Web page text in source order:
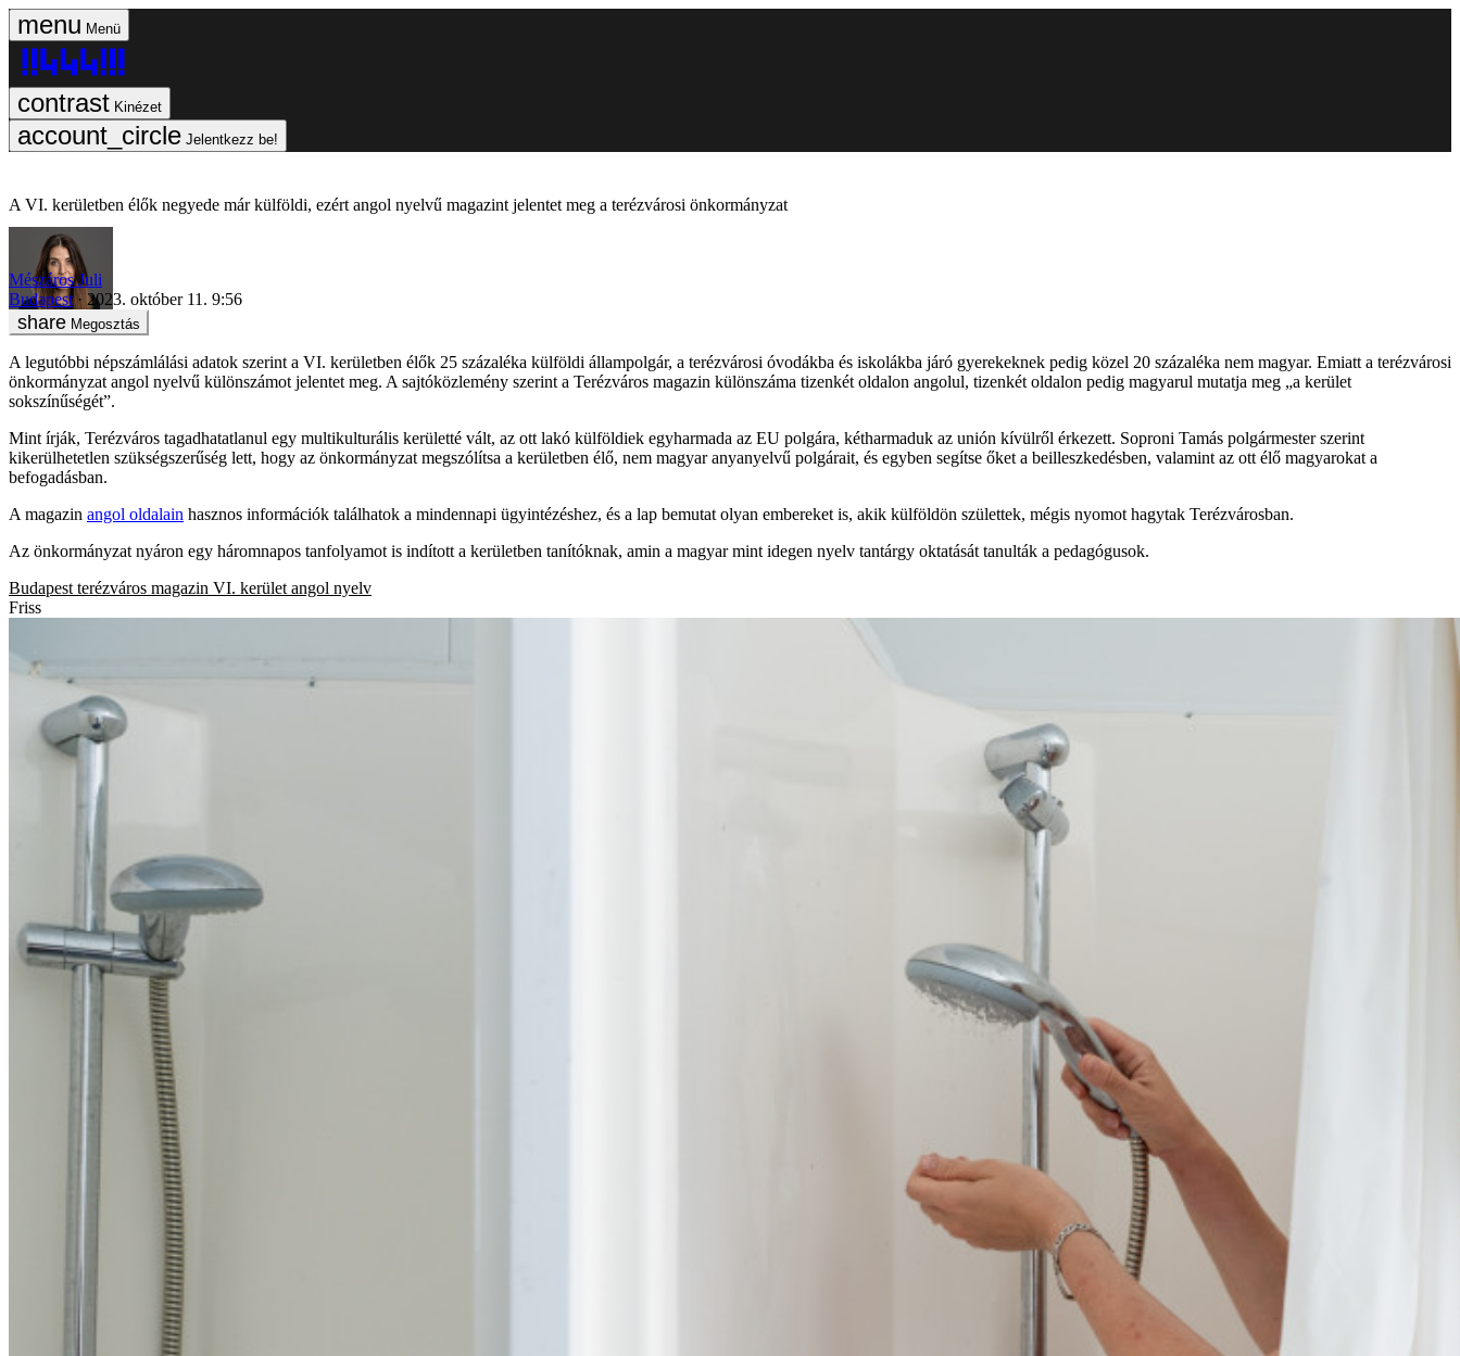
Menü
Kinézet
Jelentkezz be!
A VI. kerületben élők negyede már külföldi, ezért angol nyelvű magazint jelentet meg a terézvárosi önkormányzat
Mészáros Juli
Budapest
2023. október 11. 9:56
Megosztás
A legutóbbi népszámlálási adatok szerint a VI. kerületben élők 25 százaléka külföldi állampolgár, a terézvárosi óvodákba és iskolákba járó gyerekeknek pedig közel 20 százaléka nem magyar. Emiatt a terézvárosi
önkormányzat angol nyelvű különszámot jelentet meg. A sajtóközlemény szerint a Terézváros magazin különszáma tizenkét oldalon angolul, tizenkét oldalon pedig magyarul mutatja meg „a kerület
sokszínűségét”.
Mint írják, Terézváros tagadhatatlanul egy multikulturális kerületté vált, az ott lakó külföldiek egyharmada az EU polgára, kétharmaduk az unión kívülről érkezett. Soproni Tamás polgármester szerint
kikerülhetetlen szükségszerűség lett, hogy az önkormányzat megszólítsa a kerületben élő, nem magyar anyanyelvű polgárait, és egyben segítse őket a beilleszkedésben, valamint az ott élő magyarokat a
befogadásban.
A magazin angol oldalain hasznos információk találhatok a mindennapi ügyintézéshez, és a lap bemutat olyan embereket is, akik külföldön születtek, mégis nyomot hagytak Terézvárosban.
Az önkormányzat nyáron egy háromnapos tanfolyamot is indított a kerületben tanítóknak, amin a magyar mint idegen nyelv tantárgy oktatását tanulták a pedagógusok.
Budapest terézváros magazin VI. kerület angol nyelv
Friss